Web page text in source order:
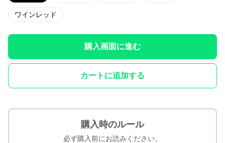
ワインレッド
購入画面に進む
カートに追加する
購入時のルール
必ず購入前にお読みください。